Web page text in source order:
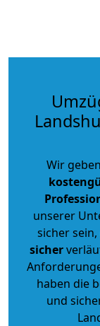
Wir
unserer
sicher
sicher
haben die
und